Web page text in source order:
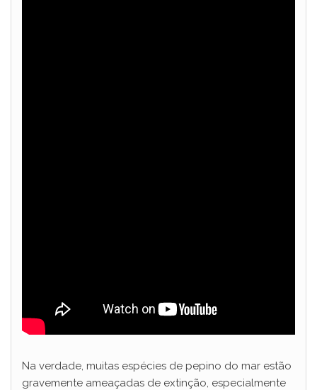
Na verdade, muitas espécies de pepino do mar estão
gravemente ameaçadas de extinção, especialmente